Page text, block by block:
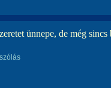
ünnepe, de még